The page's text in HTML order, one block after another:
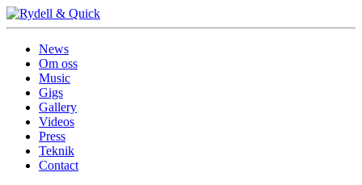
News
Om oss
Music
Gigs
Gallery
Videos
Press
Teknik
Contact